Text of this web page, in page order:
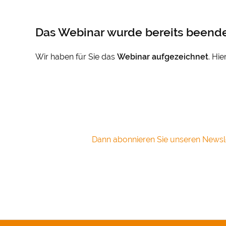
Das Webinar wurde bereits
Wir haben für Sie das Webinar aufgezeichnet.
Dann abonnieren Sie unseren
Mit Ihrer